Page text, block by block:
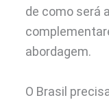
de como será
abordagem.
O Brasil